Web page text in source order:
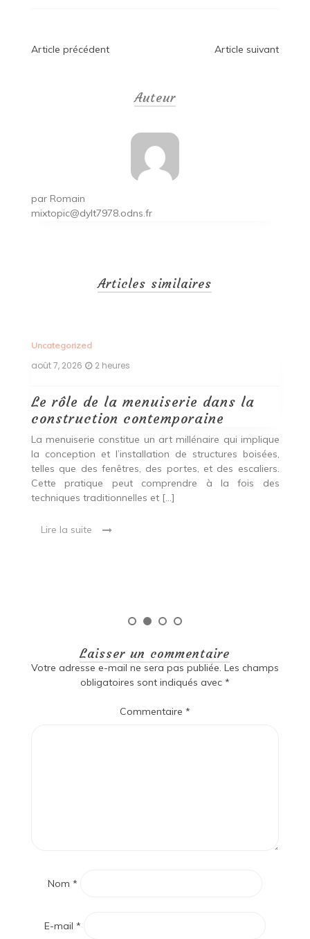
Navigation
Article précédent Article suivant
Auteur
par Romain
mixtopic@dylt7978.odns.fr
Articles similaires
Uncategorized
août 7, 2026 2 heures
Le rôle de la menuiserie dans la
construction contemporaine
La menuiserie constitue un art millénaire qui implique
la conception et l’installation de structures boisées,
telles que des fenêtres, des portes, et des escaliers.
Cette pratique peut comprendre à la fois des
techniques traditionnelles et […]
Lire la suite
Laisser un commentaire
Votre adresse e-mail ne sera pas publiée. Les champs
obligatoires sont indiqués avec *
Commentaire *
Nom *
E-mail *